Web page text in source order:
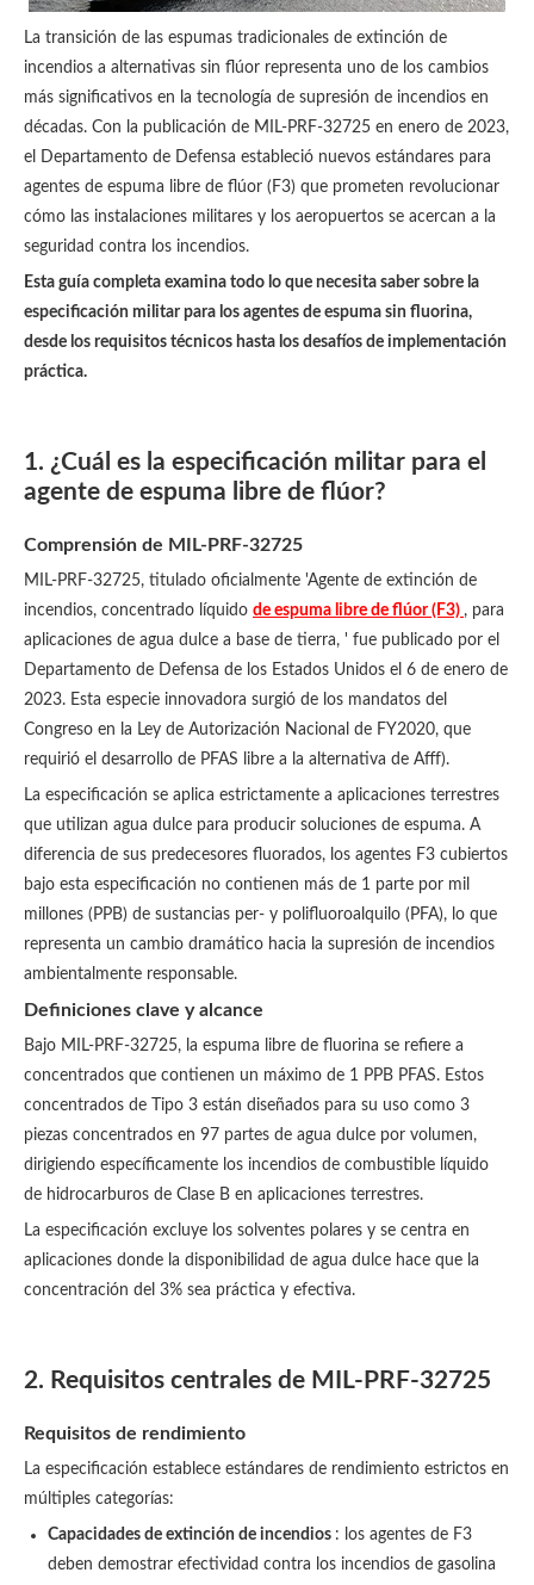
La transición de las espumas tradicionales de extinción de
incendios a alternativas sin flúor representa uno de los cambios
más significativos en la tecnología de supresión de incendios en
décadas. Con la publicación de MIL-PRF-32725 en enero de 2023,
el Departamento de Defensa estableció nuevos estándares para
agentes de espuma libre de flúor (F3) que prometen revolucionar
cómo las instalaciones militares y los aeropuertos se acercan a la
seguridad contra los incendios.
Esta guía completa examina todo lo que necesita saber sobre la
especificación militar para los agentes de espuma sin fluorina,
desde los requisitos técnicos hasta los desafíos de implementación
práctica.
1. ¿Cuál es la especificación militar para el
agente de espuma libre de flúor?
Comprensión de MIL-PRF-32725
MIL-PRF-32725, titulado oficialmente 'Agente de extinción de
incendios, concentrado líquido de espuma libre de flúor (F3) , para
aplicaciones de agua dulce a base de tierra, ' fue publicado por el
Departamento de Defensa de los Estados Unidos el 6 de enero de
2023. Esta especie innovadora surgió de los mandatos del
Congreso en la Ley de Autorización Nacional de FY2020, que
requirió el desarrollo de PFAS libre a la alternativa de Afff).
La especificación se aplica estrictamente a aplicaciones terrestres
que utilizan agua dulce para producir soluciones de espuma. A
diferencia de sus predecesores fluorados, los agentes F3 cubiertos
bajo esta especificación no contienen más de 1 parte por mil
millones (PPB) de sustancias per- y polifluoroalquilo (PFA), lo que
representa un cambio dramático hacia la supresión de incendios
ambientalmente responsable.
Definiciones clave y alcance
Bajo MIL-PRF-32725, la espuma libre de fluorina se refiere a
concentrados que contienen un máximo de 1 PPB PFAS. Estos
concentrados de Tipo 3 están diseñados para su uso como 3
piezas concentrados en 97 partes de agua dulce por volumen,
dirigiendo específicamente los incendios de combustible líquido
de hidrocarburos de Clase B en aplicaciones terrestres.
La especificación excluye los solventes polares y se centra en
aplicaciones donde la disponibilidad de agua dulce hace que la
concentración del 3% sea práctica y efectiva.
2. Requisitos centrales de MIL-PRF-32725
Requisitos de rendimiento
La especificación establece estándares de rendimiento estrictos en
múltiples categorías:
Capacidades de extinción de incendios : los agentes de F3
deben demostrar efectividad contra los incendios de gasolina